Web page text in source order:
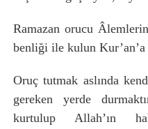
Ramazan orucu
benliği ile kulun
Oruç tutmak aslında
gereken yerde
kurtulup Allah’ın